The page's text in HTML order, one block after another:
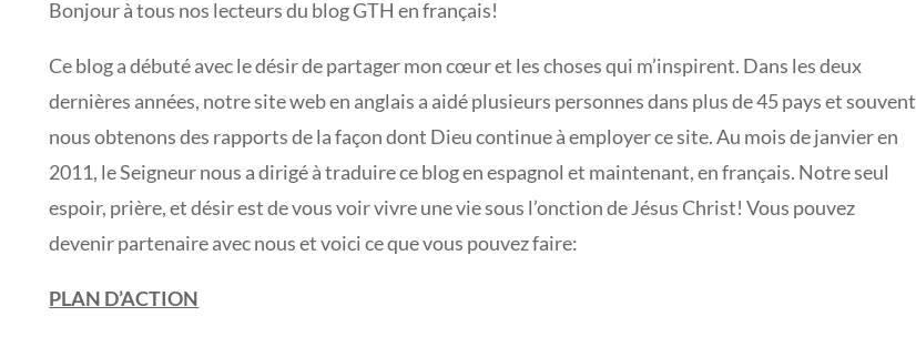
Bonjour à tous nos lecteurs du blog GTH en français!
Ce blog a débuté avec le désir de partager mon cœur et les choses qui m’inspirent. Dans les deux
dernières années, notre site web en anglais a aidé plusieurs personnes dans plus de 45 pays et souvent
nous obtenons des rapports de la façon dont Dieu continue à employer ce site. Au mois de janvier en
2011, le Seigneur nous a dirigé à traduire ce blog en espagnol et maintenant, en français. Notre seul
espoir, prière, et désir est de vous voir vivre une vie sous l’onction de Jésus Christ! Vous pouvez
devenir partenaire avec nous et voici ce que vous pouvez faire:
PLAN D’ACTION